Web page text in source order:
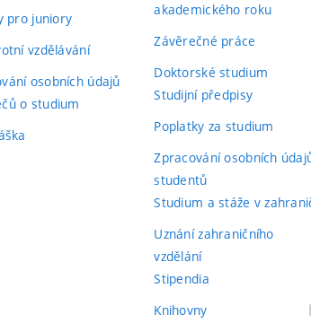
pro juniory
vzdělávání
osobních údajů
o studium
akademického roku
Závěrečné práce
Doktorské studium
Studijní předpisy
Poplatky za studium
Zpracování osobních
studentů
Studium a stáže v
Uznání zahraničního
vzdělání
Stipendia
Knihovny(externí